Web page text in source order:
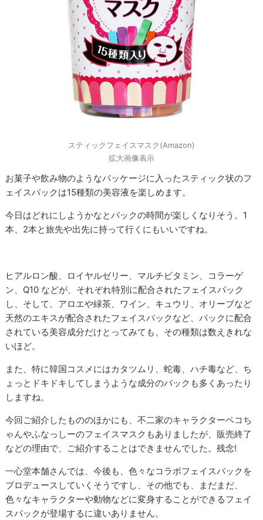
スティックフェイスマスク(Amazon)
拡大画像表示
お菓子や飲み物のようなパッケージに入ったスティック状のフ
ェイスパックは15種類の美容液を楽しめます。
今日はどれにしようかなとパックの時間が楽しくなりそう。1
本、2本と旅先や出先に持って行くにもいいですね。
ヒアルロン酸、ロイヤルゼリー、マルチビタミン、コラーゲ
ン、Q10 などが、それぞれ特別に配合されたフェイスパック
し、そして、アロエや緑茶、ワイン、キュウリ、オリーブなど
天然のエキスが配合されたフェイスパックなど、パックに配合
されている美容成分だけとってみても、その種類は数えきれな
いほど。
また、特に韓国コスメにはカタツムリ、蛇毒、ハチ毒など、ち
ょっとドキドキしてしまうような成分のパックも多くあったり
しますね。
今回ご紹介したもののほかにも、不二家のキャラクターペコち
ゃんやふなっしーのフェイスマスクもありましたが、販売終了
などの理由で、ご紹介することはできませんでした。残念!
一心堂本舗さんでは、今後も、色々なコラボフェイスパックを
プロデュースしていくそうですし、その他でも、まだまだ、
色々なキャラクターや動物などに変身することができるフェイ
スパックが登場するに違いありません。